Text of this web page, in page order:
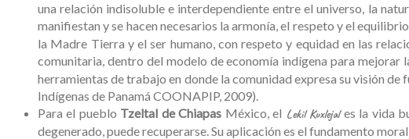
una relación indisoluble e interdependiente entre el universo, la
manifiestan y se hacen necesarios la armonía, el respeto y el
la Madre Tierra y el ser humano, con respeto y equidad en las
comunitaria, dentro del modelo de economía indígena para mejorar
herramientas de trabajo en donde la comunidad expresa su visión
Indígenas de Panamá COONAPIP, 2009).
Para el pueblo Tzeltal de Chiapas México, el Lekil Kuxlejales la vida
degenerado, puede recuperarse. Su aplicación es el fundamento